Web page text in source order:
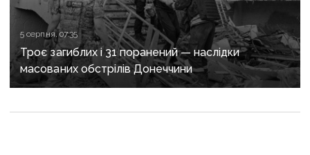
5 серпня, 07:35
Троє загиблих і 31 поранений — наслідки
масованих обстрілів Донеччини